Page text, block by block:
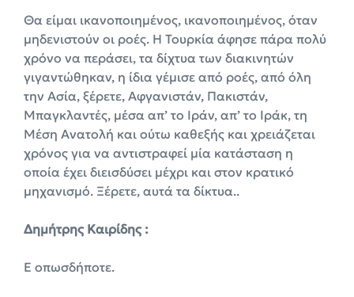
Θα είμαι ικανοποιημένος, ικανοποιημένος, όταν
μηδενιστούν οι ροές. Η Τουρκία άφησε πάρα πολύ
χρόνο να περάσει, τα δίχτυα των διακινητών
γιγαντώθηκαν, η ίδια γέμισε από ροές, από όλη
την Ασία, ξέρετε, Αφγανιστάν, Πακιστάν,
Μπαγκλαντές, μέσα απ’ το Ιράν, απ’ το Ιράκ, τη
Μέση Ανατολή και ούτω καθεξής και χρειάζεται
χρόνος για να αντιστραφεί μία κατάσταση η
οποία έχει διεισδύσει μέχρι και στον κρατικό
μηχανισμό. Ξέρετε, αυτά τα δίκτυα..
Δημήτρης Καιρίδης :
Ε οπωσδήποτε.